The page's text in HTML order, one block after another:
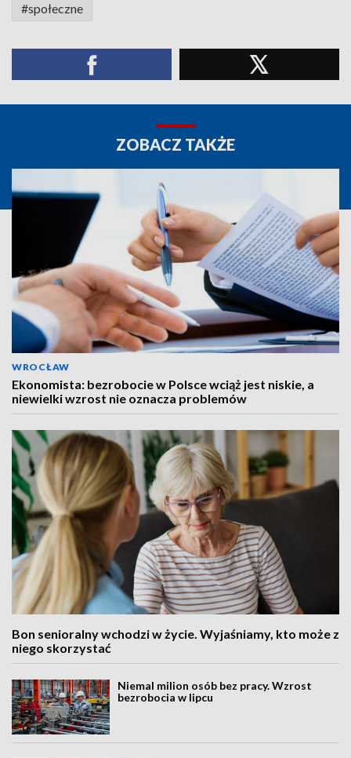
#społeczne
ZOBACZ TAKŻE
WROCŁAW
Ekonomista: bezrobocie w Polsce wciąż jest niskie, a
niewielki wzrost nie oznacza problemów
Bon senioralny wchodzi w życie. Wyjaśniamy, kto może z
niego skorzystać
Niemal milion osób bez pracy. Wzrost
bezrobocia w lipcu